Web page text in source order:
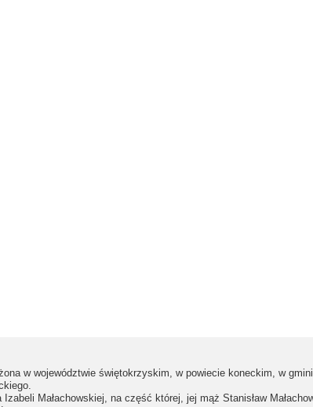
w województwie świętokrzyskim, w powiecie koneckim, w
Małachowskiej, na część której, jej mąż Stanisław